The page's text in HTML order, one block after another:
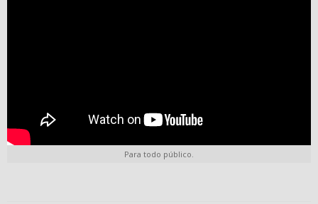
Para todo público.